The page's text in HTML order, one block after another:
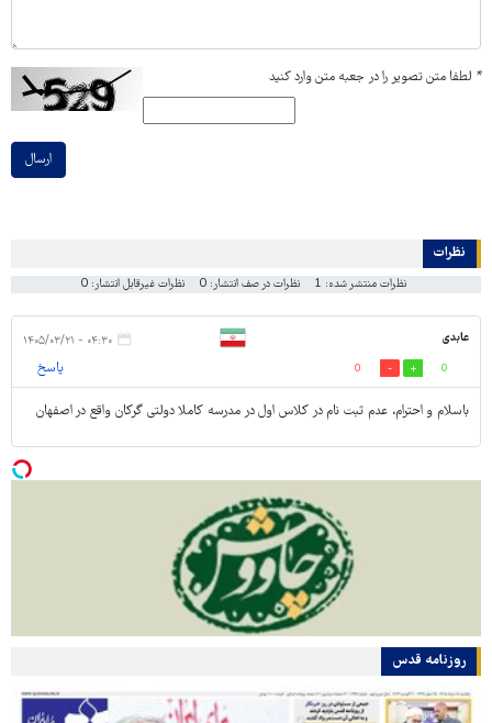
* لطفا متن تصویر را در جعبه متن وارد کنید
ارسال
نظرات
نظرات منتشر شده: 1 نظرات در صف انتشار: 0 نظرات غیرقابل انتشار: 0
عابدی ۰۴:۳۰ - ۱۴۰۵/۰۳/۲۱
0
0 پاسخ
باسلام و احترام، عدم ثبت نام در کلاس اول در مدرسه کاملا دولتی گرکان واقع در اصفهان
روزنامه قدس